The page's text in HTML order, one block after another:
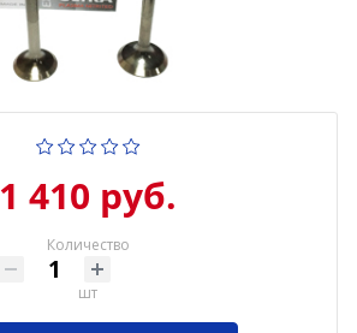
1 410 руб.
Количество
шт